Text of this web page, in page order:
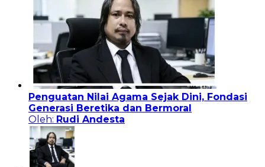
Penguatan Nilai Agama Sejak Dini, Fondasi
Generasi Beretika dan Bermoral
Oleh: Rudi Andesta